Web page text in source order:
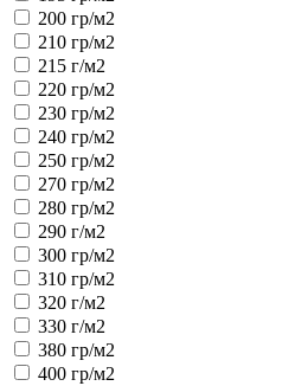
200 гр/м2
210 гр/м2
215 г/м2
220 гр/м2
230 гр/м2
240 гр/м2
250 гр/м2
270 гр/м2
280 гр/м2
290 г/м2
300 гр/м2
310 гр/м2
320 г/м2
330 г/м2
380 гр/м2
400 гр/м2